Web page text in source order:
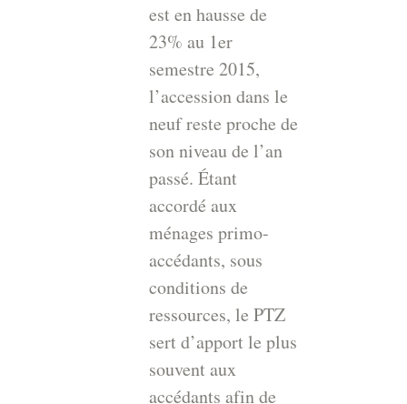
est en hausse de
23% au 1er
semestre 2015,
l’accession dans le
neuf reste proche de
son niveau de l’an
passé. Étant
accordé aux
ménages primo-
accédants, sous
conditions de
ressources, le PTZ
sert d’apport le plus
souvent aux
accédants afin de